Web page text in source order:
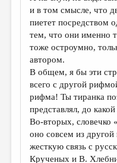
и в том смысле, что
пиетет посредством
тем, что они именно
тоже остроумно,
автором.
В общем, я бы эти
всего с другой
рифма! Ты тиранка
представлял, до
Во-вторых, словечко
оно совсем из
жесткую связь с
Крученых и В.